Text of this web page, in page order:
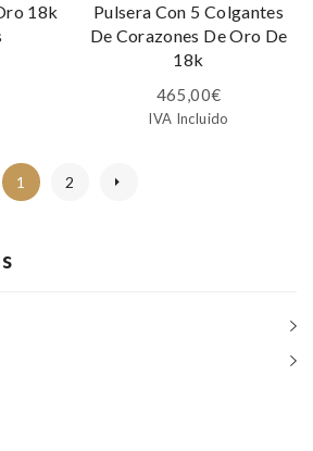
18k
Pulsera Con 5 Colgantes
De Corazones De Oro De
18k
465,00€
IVA Incluido
1 2